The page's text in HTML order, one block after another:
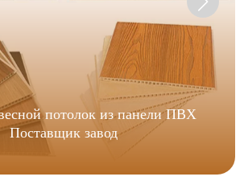
потолок из панели ПВХ
Поставщик завод